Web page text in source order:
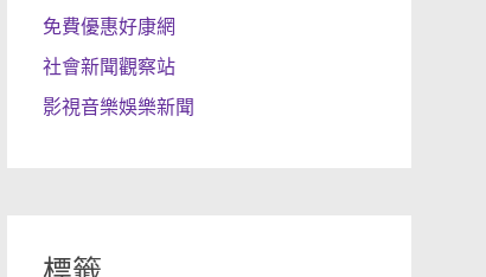
免費優惠好康網
社會新聞觀察站
影視音樂娛樂新聞